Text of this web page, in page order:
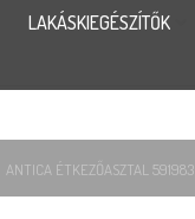
LAKÁSKIEGÉSZÍTŐK
ANTICA ÉTKEZŐASZTAL 591983